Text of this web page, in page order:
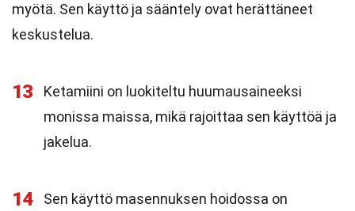
myötä. Sen käyttö ja sääntely ovat herättäneet
keskustelua.
13
Ketamiini on luokiteltu huumausaineeksi
monissa maissa, mikä rajoittaa sen käyttöä ja
jakelua.
14
Sen käyttö masennuksen hoidossa on